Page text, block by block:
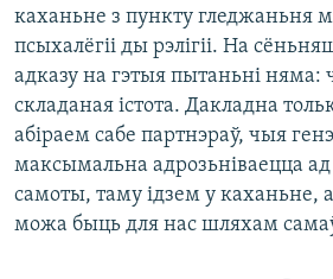
каханьне з пункту гледжаньня
псыхалёгіі ды рэлігіі. На
адказу на гэтыя пытаньні няма:
складаная істота. Дакладна
абіраем сабе партнэраў, чыя
максымальна адрозьніваецца
самоты, таму ідзем у каханьне,
можа быць для нас шляхам